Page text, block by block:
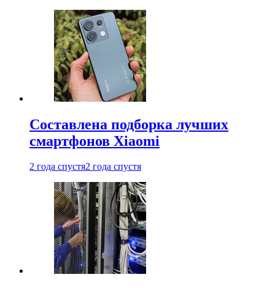
Составлена подборка лучших
смартфонов Xiaomi
2 года спустя2 года спустя